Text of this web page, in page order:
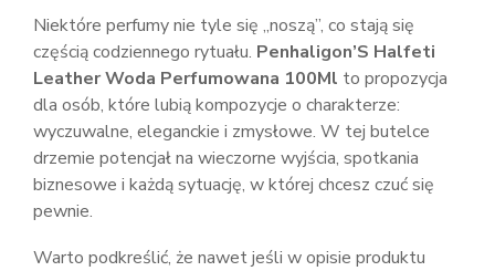
Niektóre perfumy nie tyle się „noszą”, co stają się
częścią codziennego rytuału. Penhaligon’S Halfeti
Leather Woda Perfumowana 100Ml to propozycja
dla osób, które lubią kompozycje o charakterze:
wyczuwalne, eleganckie i zmysłowe. W tej butelce
drzemie potencjał na wieczorne wyjścia, spotkania
biznesowe i każdą sytuację, w której chcesz czuć się
pewnie.
Warto podkreślić, że nawet jeśli w opisie produktu